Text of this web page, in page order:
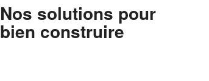
Nos solutions pour
bien construire